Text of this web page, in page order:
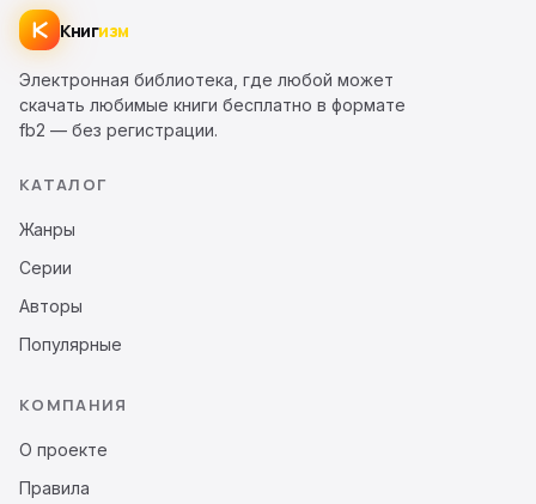
Книгизм
Электронная библиотека, где любой может
скачать любимые книги бесплатно в формате
fb2 — без регистрации.
КАТАЛОГ
Жанры
Серии
Авторы
Популярные
КОМПАНИЯ
О проекте
Правила